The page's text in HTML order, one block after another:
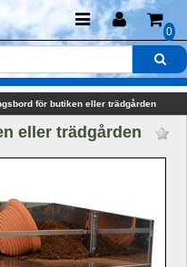
0
för butiken eller trädgården
eller trädgården